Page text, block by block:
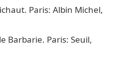
Paris: Albin Michel,
Barbarie. Paris: Seuil,